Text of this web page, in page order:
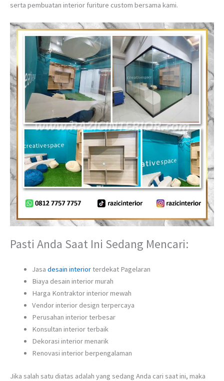
serta pembuatan interior furiture custom bersama kami.
Pasti Anda Saat Ini Sedang Mencari:
Jasa desain interiorterdekat Pagelaran
Biaya desain interior murah
Harga Kontraktor interior mewah
Vendor interior design terpercaya
Perusahan interior terbesar
Konsultan interior terbaik
Dekorasi interior menarik
Renovasi interior berpengalaman
Jika salah satu diatas adalah yang sedang Anda cari saat ini, maka